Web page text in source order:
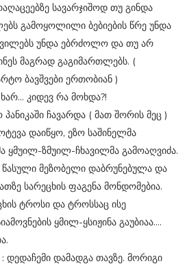
სავარჯიშოდ თუ გინდა
გამოყოლილი ბებიების წრე უნდა
უნდა ებრძოლო და თუ არ
მაგრად გაგიმართლებს. (
ბავშვები ერთობიან )
კიდევ რა მოხდა?!
ჩავარდა ( მათ შორის მეც )
დაიწყო, ეზო საშინელმა
ყმუილ-ზმუილ-ჩხავილმა გამოაღვიძა.
მეზობელი დაბრუნებულა და
სარეცხის ფაგენა მონდომებია.
ტროსი და ტროსსაც ისე
ყმილ-ყსიჟინა გაუბიაა....
დამადგა თავზე. მორიგი